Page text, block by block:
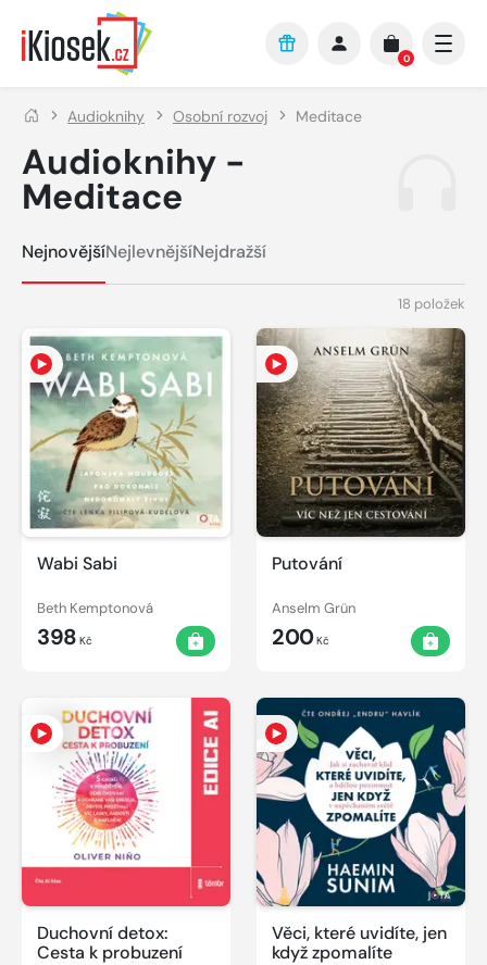
Přejít na hlavní obsah
0
Audioknihy Osobní rozvoj Meditace
Audioknihy -
Meditace
NejnovějšíNejlevnějšíNejdražší
18 položek
Wabi Sabi
Beth Kemptonová
398 Kč
Putování
Anselm Grün
200Kč
Duchovní detox:
Cesta k probuzení
Věci, které uvidíte, jen
když zpomalíte